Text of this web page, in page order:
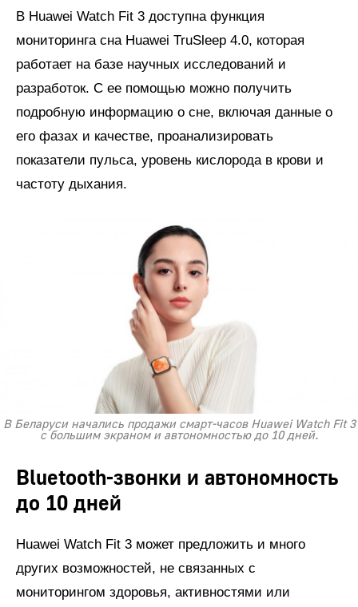
В Huawei Watch Fit 3 доступна функция
мониторинга сна Huawei TruSleep 4.0, которая
работает на базе научных исследований и
разработок. С ее помощью можно получить
подробную информацию о сне, включая данные о
его фазах и качестве, проанализировать
показатели пульса, уровень кислорода в крови и
частоту дыхания.
В Беларуси начались продажи смарт-часов Huawei Watch Fit 3
с большим экраном и автономностью до 10 дней.
Bluetooth-звонки и автономность
до 10 дней
Huawei Watch Fit 3 может предложить и много
других возможностей, не связанных с
мониторингом здоровья, активностями или